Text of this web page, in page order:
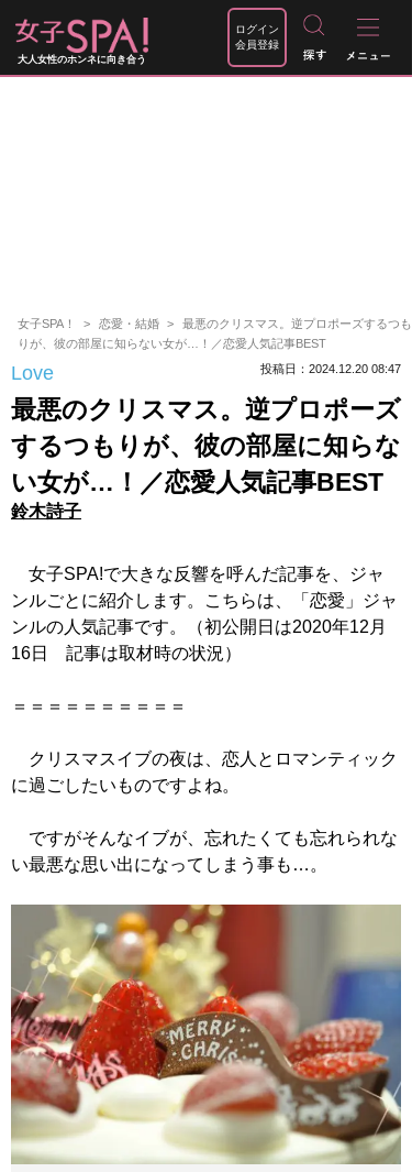
大人女性のホンネに向き合う
ログイン
会員登録
女子SPA！ 恋愛・結婚
最悪のクリスマス。逆プロポーズするつも
りが、彼の部屋に知らない女が…！／恋愛人気記事BEST
Love 投稿日：2024.12.20 08:47
最悪のクリスマス。逆プロポーズ
するつもりが、彼の部屋に知らな
い女が…！／恋愛人気記事BEST
鈴木詩子
女子SPA!で大きな反響を呼んだ記事を、ジャ
ンルごとに紹介します。こちらは、「恋愛」ジャ
ンルの人気記事です。（初公開日は2020年12月
16日 記事は取材時の状況）
＝＝＝＝＝＝＝＝＝＝
クリスマスイブの夜は、恋人とロマンティック
に過ごしたいものですよね。
ですがそんなイブが、忘れたくても忘れられな
い最悪な思い出になってしまう事も…。